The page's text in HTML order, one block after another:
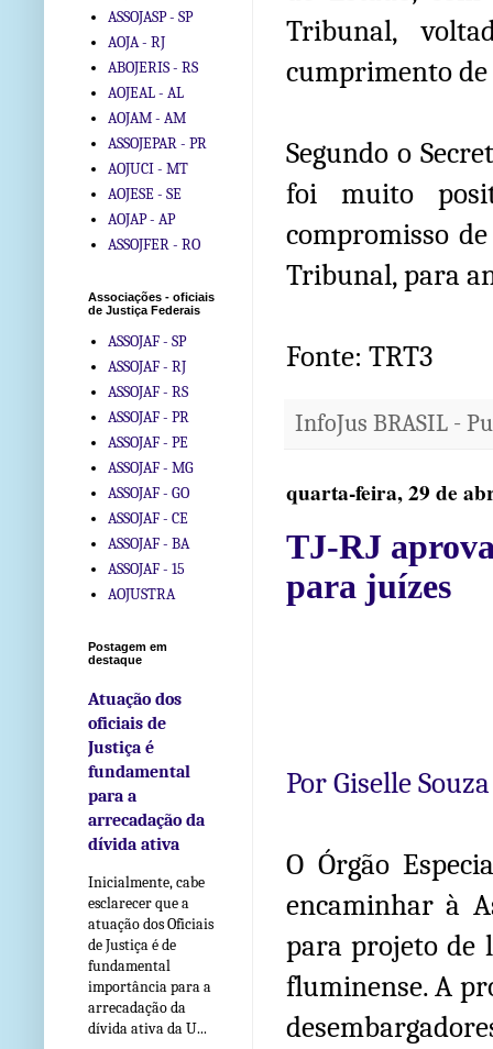
Tribunal,
cumprimento de
Segundo o
foi muito
compromisso
Tribunal, para
Fonte: TRT3
InfoJus BRASIL -
quarta-feira, 29 de
TJ-RJ
para juízes
Por Giselle Souza
O Órgão
encaminhar à
para projeto de
fluminense. A
ASSOJASP - SP
AOJA - RJ
ABOJERIS - RS
AOJEAL - AL
AOJAM - AM
ASSOJEPAR - PR
AOJUCI - MT
AOJESE - SE
AOJAP - AP
ASSOJFER - RO
Associações - oficiais
de Justiça Federais
ASSOJAF - SP
ASSOJAF - RJ
ASSOJAF - RS
ASSOJAF - PR
ASSOJAF - PE
ASSOJAF - MG
ASSOJAF - GO
ASSOJAF - CE
ASSOJAF - BA
ASSOJAF - 15
AOJUSTRA
Postagem em
destaque
Atuação dos
oficiais de
Justiça é
fundamental
para a
arrecadação da
dívida ativa
Inicialmente, cabe
esclarecer que a
atuação dos Oficiais
de Justiça é de
fundamental
importância para a
arrecadação da
dívida ativa da U...